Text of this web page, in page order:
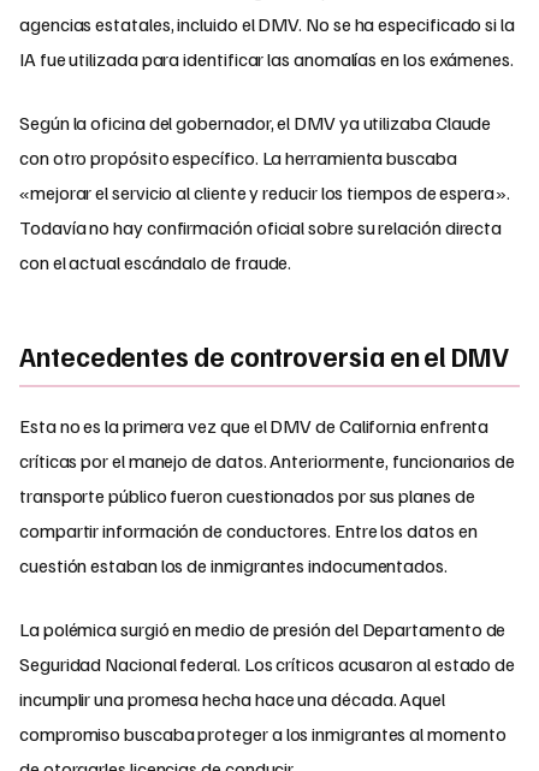
agencias estatales, incluido el DMV. No se ha especificado si la
IA fue utilizada para identificar las anomalías en los exámenes.
Según la oficina del gobernador, el DMV ya utilizaba Claude
con otro propósito específico. La herramienta buscaba
«mejorar el servicio al cliente y reducir los tiempos de espera».
Todavía no hay confirmación oficial sobre su relación directa
con el actual escándalo de fraude.
Antecedentes de controversia en el DMV
Esta no es la primera vez que el DMV de California enfrenta
críticas por el manejo de datos. Anteriormente, funcionarios de
transporte público fueron cuestionados por sus planes de
compartir información de conductores. Entre los datos en
cuestión estaban los de inmigrantes indocumentados.
La polémica surgió en medio de presión del Departamento de
Seguridad Nacional federal. Los críticos acusaron al estado de
incumplir una promesa hecha hace una década. Aquel
compromiso buscaba proteger a los inmigrantes al momento